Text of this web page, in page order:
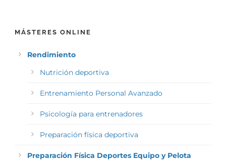
MÁSTERES ONLINE
Rendimiento
Nutrición deportiva
Entrenamiento Personal Avanzado
Psicología para entrenadores
Preparación física deportiva
Preparación Física Deportes Equipo y Pelota